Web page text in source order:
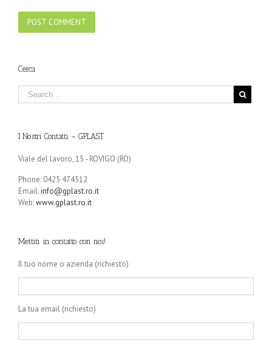
Cerca
I Nostri Contatti – GPLAST
Viale del lavoro, 15 - ROVIGO (RO)
Phone: 0425 474512
Email:info@gplast.ro.it
Web:www.gplast.ro.it
Mettiti in contatto con noi!
Il tuo nome o azienda (richiesto)
La tua email (richiesto)